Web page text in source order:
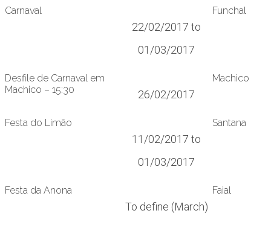
Carnaval
22/02/2017 to
01/03/2017
Funchal
Desfile de Carnaval em
Machico – 15:30
26/02/2017
Machico
Festa do Limão
11/02/2017 to
01/03/2017
Santana
Festa da Anona
To define (March)
Faial